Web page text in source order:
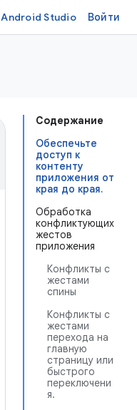
Android Studio Войти
Содержание
Обеспечьте
доступ к
контенту
приложения от
края до края.
Обработка
конфликтующих
жестов
приложения
Конфликты с
жестами
спины
Конфликты с
жестами
перехода на
главную
страницу или
быстрого
переключени
я.